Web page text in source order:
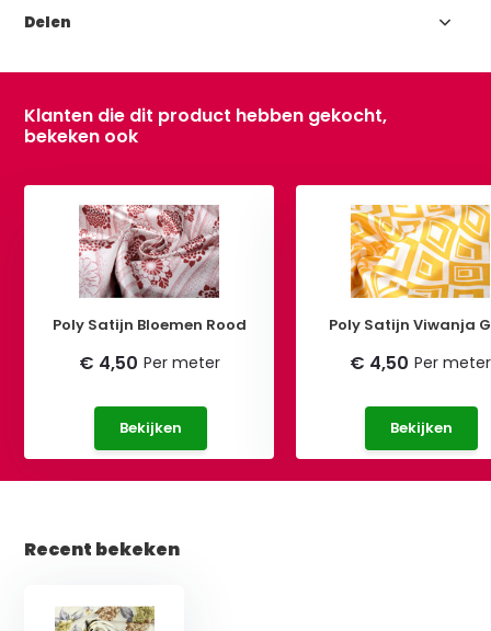
Delen
Klanten die dit product hebben gekocht,
bekeken ook
Poly Satijn Bloemen Rood
€ 4,50 Per meter
Bekijken
Poly Satijn Viwanja
€ 4,50 Per meter
Bekijken
Recent bekeken